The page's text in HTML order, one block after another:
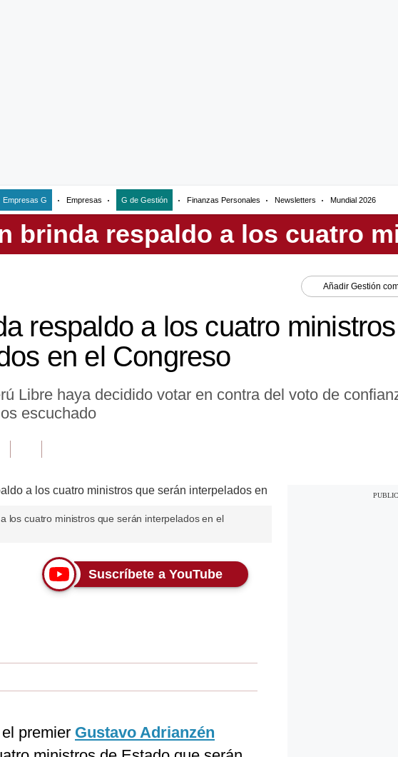
Empresas G Empresas G de Gestión Finanzas Personales Newsletters Mundial 2026
Añadir Gestión
respaldo a los cuatro
en el Congreso
Libre haya decidido votar en contra del voto de
escuchado
los cuatro ministros que serán interpelados en el
Suscríbete a YouTube
premier Gustavo Adrianzén